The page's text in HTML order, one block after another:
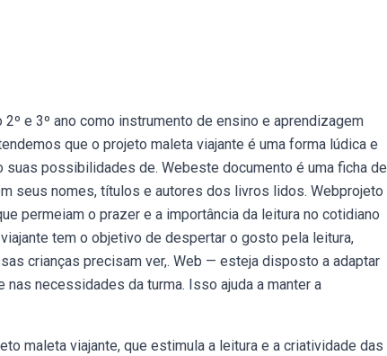
e 3º ano como instrumento de ensino e aprendizagem
que o projeto maleta viajante é uma forma lúdica e
possibilidades de. Webeste documento é uma ficha de
seus nomes, títulos e autores dos livros lidos. Webprojeto
permeiam o prazer e a importância da leitura no cotidiano
tem o objetivo de despertar o gosto pela leitura,
crianças precisam ver,. Web — esteja disposto a adaptar
necessidades da turma. Isso ajuda a manter a
maleta viajante, que estimula a leitura e a criatividade das